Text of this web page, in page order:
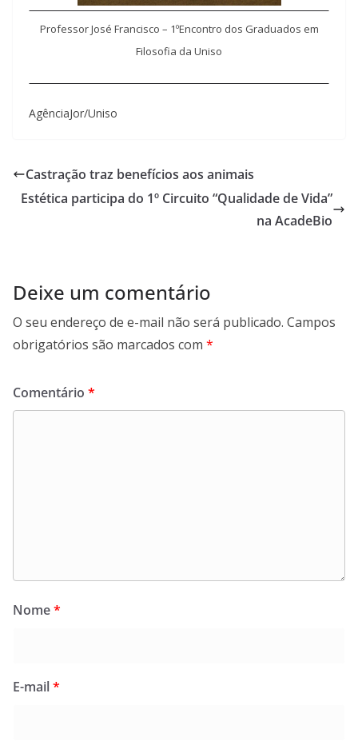
Professor José Francisco – 1ºEncontro dos Graduados em
Filosofia da Uniso
AgênciaJor/Uniso
Castração traz benefícios aos animais
Estética participa do 1º Circuito “Qualidade de Vida”
na AcadeBio
Deixe um comentário
O seu endereço de e-mail não será publicado. Campos
obrigatórios são marcados com *
Comentário *
Nome*
E-mail*